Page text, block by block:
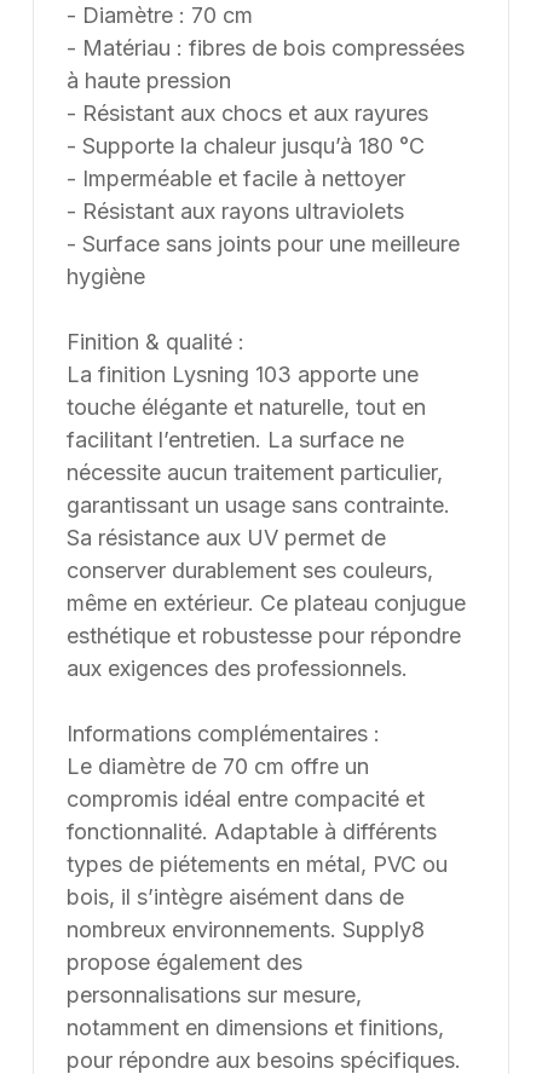
- Diamètre : 70 cm
- Matériau : fibres de bois compressées
à haute pression
- Résistant aux chocs et aux rayures
- Supporte la chaleur jusqu’à 180 °C
- Imperméable et facile à nettoyer
- Résistant aux rayons ultraviolets
- Surface sans joints pour une meilleure
hygiène
Finition & qualité :
La finition Lysning 103 apporte une
touche élégante et naturelle, tout en
facilitant l’entretien. La surface ne
nécessite aucun traitement particulier,
garantissant un usage sans contrainte.
Sa résistance aux UV permet de
conserver durablement ses couleurs,
même en extérieur. Ce plateau conjugue
esthétique et robustesse pour répondre
aux exigences des professionnels.
Informations complémentaires :
Le diamètre de 70 cm offre un
compromis idéal entre compacité et
fonctionnalité. Adaptable à différents
types de piétements en métal, PVC ou
bois, il s’intègre aisément dans de
nombreux environnements. Supply8
propose également des
personnalisations sur mesure,
notamment en dimensions et finitions,
pour répondre aux besoins spécifiques.